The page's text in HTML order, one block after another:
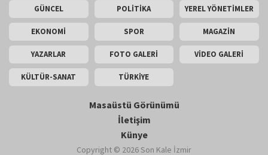
GÜNCEL POLİTİKA YEREL YÖNETİMLER
EKONOMİ SPOR MAGAZİN
YAZARLAR FOTO GALERİ VİDEO GALERİ
KÜLTÜR-SANAT TÜRKİYE
Masaüstü Görünümü
İletişim
Künye
Copyright © 2026 Son Kale İzmir